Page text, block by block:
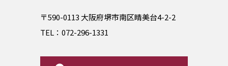
〒590-0113 大阪府堺市南区晴美台4-2-2
TEL： 072-296-1331